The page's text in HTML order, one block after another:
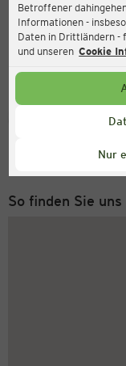
Betroffener
Informationen -
Daten in Drittländern -
und unseren Cookie
Nur
Service
Montag bis
So finden Sie uns